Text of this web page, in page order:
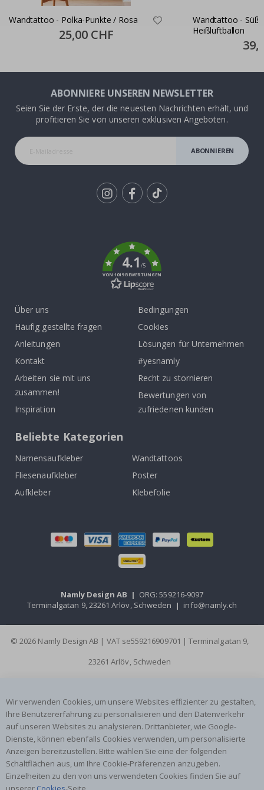
Wandtattoo - Polka-Punkte / Rosa
Special
Price
25,00 CHF
Wandtattoo -
Heißluftballon
Price
ABONNIERE UNSEREN NEWSLETTER
Seien Sie der Erste, der die neuesten Nachrichten erhält, und
profitieren Sie von unseren exklusiven Angeboten.
ABONNIEREN
4.1/5
VON 1019 BEWERTUNGEN
Über uns
Häufig gestellte fragen
Anleitungen
Kontakt
Arbeiten sie mit uns
zusammen!
Inspiration
Bedingungen
Cookies
Lösungen für Unternehmen
#yesnamly
Recht zu stornieren
Bewertungen von
zufriedenen kunden
Beliebte Kategorien
Namensaufkleber
Wandtattoos
Fliesenaufkleber
Poster
Aufkleber
Klebefolie
Namly Design AB | ORG: 559216-9097
Terminalgatan 9, 23261 Arlöv, Schweden | info@namly.ch
© 2026 Namly Design AB | VAT se559216909701 | Terminalgatan 9,
23261 Arlöv, Schweden
Wir verwenden Cookies, um unsere Websites effizienter zu gestalten,
Ihre Benutzererfahrung zu personalisieren und den Datenverkehr
auf unseren Websites zu analysieren. Drittanbieter, wie Google-
Dienste, können ebenfalls Cookies verwenden, um personalisierte
Anzeigen bereitzustellen. Bitte wählen Sie eine der folgenden
Schaltflächen aus, um Ihre Cookie-Präferenzen anzugeben.
Einzelheiten zu den von uns verwendeten Cookies finden Sie auf